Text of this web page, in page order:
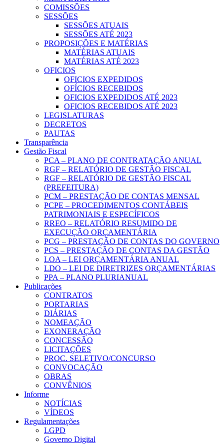
COMISSÕES
SESSÕES
SESSÕES ATUAIS
SESSÕES ATÉ 2023
PROPOSIÇÕES E MATÉRIAS
MATÉRIAS ATUAIS
MATÉRIAS ATÉ 2023
OFICIOS
OFICIOS EXPEDIDOS
OFÍCIOS RECEBIDOS
OFICIOS EXPEDIDOS ATÉ 2023
OFICIOS RECEBIDOS ATÉ 2023
LEGISLATURAS
DECRETOS
PAUTAS
Transparência
Gestão Fiscal
PCA – PLANO DE CONTRATAÇÃO ANUAL
RGF – RELATÓRIO DE GESTÃO FISCAL
RGF – RELATÓRIO DE GESTÃO FISCAL
(PREFEITURA)
PCM – PRESTAÇÃO DE CONTAS MENSAL
PCPE – PROCEDIMENTOS CONTÁBEIS
PATRIMONIAIS E ESPECÍFICOS
RREO – RELATÓRIO RESUMIDO DE
EXECUÇÃO ORÇAMENTÁRIA
PCG – PRESTAÇÃO DE CONTAS DO GOVERNO
PCS – PRESTAÇÃO DE CONTAS DA GESTÃO
LOA – LEI ORÇAMENTÁRIA ANUAL
LDO – LEI DE DIRETRIZES ORÇAMENTÁRIAS
PPA – PLANO PLURIANUAL
Publicações
CONTRATOS
PORTARIAS
DIÁRIAS
NOMEAÇÃO
EXONERAÇÃO
CONCESSÃO
LICITAÇÕES
PROC. SELETIVO/CONCURSO
CONVOCAÇÃO
OBRAS
CONVÊNIOS
Informe
NOTÍCIAS
VÍDEOS
Regulamentações
LGPD
Governo Digital